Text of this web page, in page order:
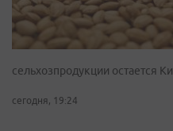
сельхозпродукции остается
сегодня, 19:24